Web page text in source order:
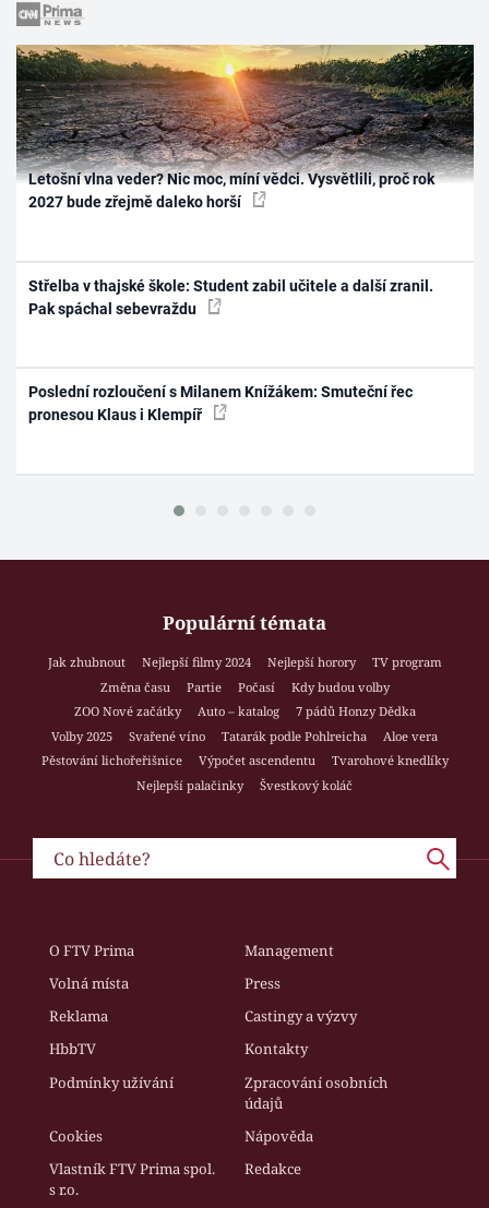
Letošní vlna veder? Nic moc, míní vědci. Vysvětlili, proč rok
2027 bude zřejmě daleko horší
Střelba v thajské škole: Student zabil učitele a další zranil.
Pak spáchal sebevraždu
Poslední rozloučení s Milanem Knížákem: Smuteční řec
pronesou Klaus i Klempíř
Populární témata
Jak zhubnout Nejlepší filmy 2024 Nejlepší horory
TV program
Změna času
Partie Počasí
Kdy budou volby
ZOO Nové začátky
Auto – katalog
7 pádů Honzy Dědka
Volby 2025
Svařené víno Tatarák podle Pohlreicha
Aloe vera
Pěstování lichořeřišnice
Výpočet ascendentu
Tvarohové knedlíky
Nejlepší palačinky
Švestkový koláč
O FTV Prima
Management
Volná místa
Press
Reklama
Castingy a výzvy
HbbTV
Kontakty
Podmínky užívání
Zpracování osobních
údajů
Cookies
Nápověda
Vlastník FTV Prima spol.
s r.o.
Redakce